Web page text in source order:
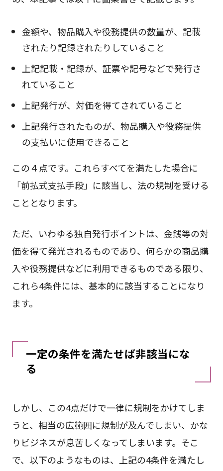
金額や、物品購入や役務提供の数量が、記載
されたり記録されたりしていること
上記記載・記録が、証票や記号などで発行さ
れていること
上記発行が、対価を得てされていること
上記発行されたものが、物品購入や役務提供
の支払いに使用できること
この４点です。これらすべてを満たした場合に
「前払式支払手段」に該当し、法の規制を受ける
こととなります。
ただ、いわゆる独自発行ポイントは、金銭等の対
価を得て発光されるものであり、何らかの商品購
入や役務提供などに利用できるものである限り、
これら4条件には、基本的に該当することになり
ます。
一定の条件を満たせば非該当にな
る
しかし、この4点だけで一律に規制をかけてしま
うと、相当の広範囲に規制が及んでしまい、かな
りビジネスが息苦しくなってしまいます。そこ
で、以下のようなものは、上記の4条件を満たし